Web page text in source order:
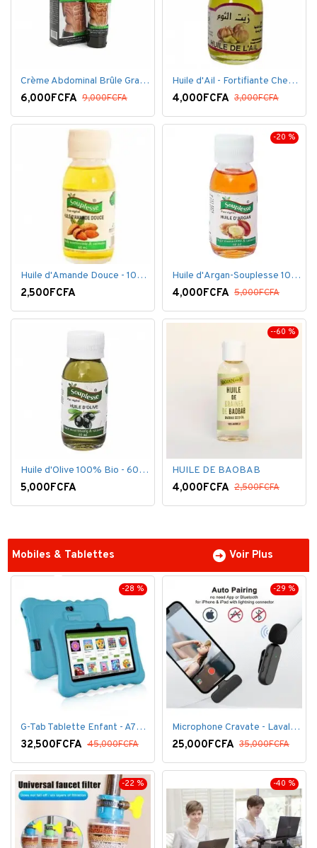
Crème Abdominal Brûle Graisse - Effet Rapide - 170grs
6,000FCFA 9,000FCFA
Huile d'Ail - Fortifiante Cheveux
4,000FCFA 3,000FCFA
Huile d'Amande Douce - 100% Bio - 60 ml
2,500FCFA
-20 %
Huile d'Argan-Souplesse 100% Bio - 60 ml
4,000FCFA 5,000FCFA
Huile d'Olive 100% Bio - 60 ml
5,000FCFA
--60 %
HUILE DE BAOBAB
4,000FCFA 2,500FCFA
Mobiles & Tablettes Voir Plus
-28 %
G-Tab Tablette Enfant - A707 - Ecran 7" - RAM 1 Go - ROM 8 Go - 0.3 Mégapixels + pochette offerte
32,500FCFA 45,000FCFA
-29 %
Microphone Cravate - Lavalier pour smartphone, enregistrement vidéo YouTube Live Stream K60 For Type
25,000FCFA 35,000FCFA
-22 % -40 %